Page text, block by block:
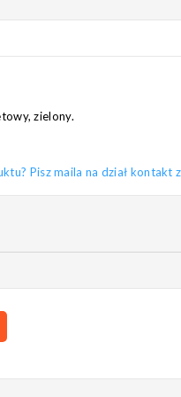
zielony.
Pisz maila na dział